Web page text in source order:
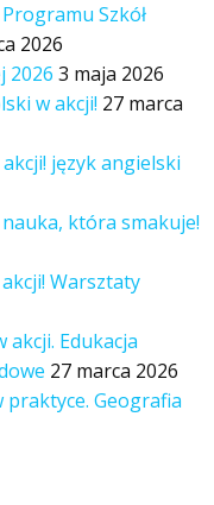
Szkół
2026
2026 3 maja 2026
w akcji! 27 marca
język angielski
która smakuje!
Warsztaty
akcji. Edukacja
27 marca 2026
praktyce. Geografia